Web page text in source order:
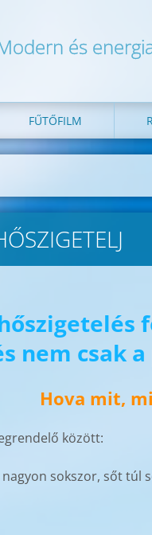
és
FŰTŐFILM
nem csak
Hova mit,
között:
sokszor, sőt túl